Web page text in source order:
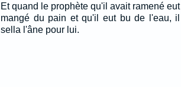
Et quand le prophète qu'il avait ramené eut
mangé du pain et qu'il eut bu de l'eau, il
sella l'âne pour lui.